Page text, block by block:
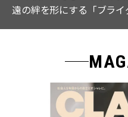
なる「名品ブラウス」